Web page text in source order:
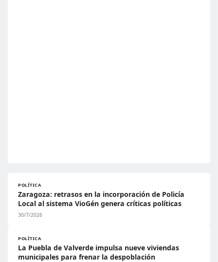
POLÍTICA
Zaragoza: retrasos en la incorporación de Policía
Local al sistema VioGén genera críticas políticas
30/7/2026
POLÍTICA
La Puebla de Valverde impulsa nueve viviendas
municipales para frenar la despoblación